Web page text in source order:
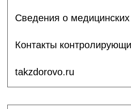
Сведения о медицинских
Контакты
takzdorovo.ru